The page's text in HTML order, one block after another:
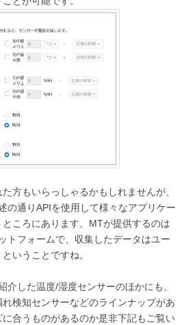
方もいらっしゃるかもしれませんが、
の通りAPIを使用して様々なアプリケー
ころにあります。MTが提供するのは
トフォームで、収集したデータはユー
いうことですね。
した温度/湿度センサーのほかにも、
れ検知センサーなどのラインナップがあ
合うものがあるのか是非下記もご覧い